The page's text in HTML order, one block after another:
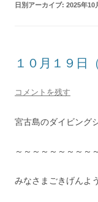
日別アーカイブ: 2025年10
１０月１９日
コメントを残す
宮古島のダイビング
～～～～～～～～～
みなさまごきげんよう